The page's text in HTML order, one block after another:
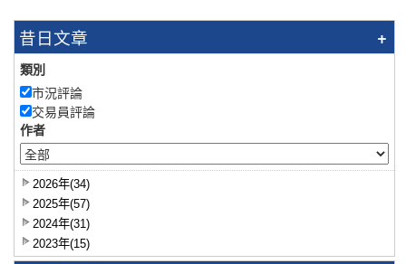
昔日文章
類別
市況評論
交易員評論
作者
2026年(34)
2025年(57)
2024年(31)
2023年(15)